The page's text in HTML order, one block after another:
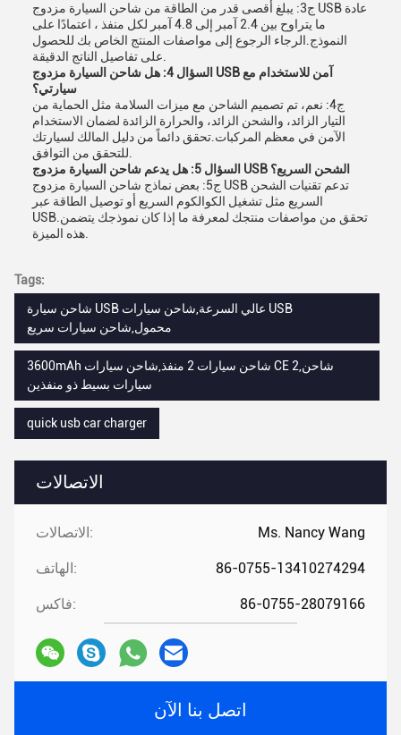
الاتصالات
الاتصالات: Ms. Nancy Wang
الهاتف: 86-0755-13410274294
فاكس: 86-0755-28079166
اتصل بنا الآن
ج3: يبلغ أقصى قدر من الطاقة من شاحن السيارة مزدوج USB عادة
ما يتراوح بين 2.4 آمبر إلى 4.8 آمبر لكل منفذ ، اعتمادًا على
النموذج.الرجاء الرجوع إلى مواصفات المنتج الخاص بك للحصول
السؤال 4: هل شاحن السيارة مزدوج USB آمن للاستخدام مع
سيارتي؟
ج4: نعم، تم تصميم الشاحن مع ميزات السلامة مثل الحماية من
التيار الزائد، والشحن الزائد، والحرارة الزائدة لضمان الاستخدام
الآمن في معظم المركبات.تحقق دائماً من دليل المالك لسيارتك
السؤال 5: هل يدعم شاحن السيارة مزدوج USB الشحن السريع؟
ج5: بعض نماذج شاحن السيارة مزدوج USB تدعم تقنيات الشحن
السريع مثل تشغيل الكوالكوم السريع أو توصيل الطاقة عبر
USB.تحقق من مواصفات منتجك لمعرفة ما إذا كان نموذجك يتضمن
Tags:
شاحن سيارة USB عالي السرعة,شاحن سيارات USB
محمول,شاحن سيارات سريع
3600mAh شاحن سيارات 2 منفذ,شاحن سيارات CE 2,شاحن
سيارات بسيط ذو منفذين
quick usb car charger